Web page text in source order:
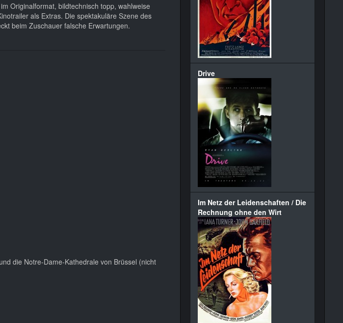
Originalformat, bildtechnisch topp, wahlweise
als Extras. Die spektakuläre Szene des
beim Zuschauer falsche Erwartungen.
die Notre-Dame-Kathedrale von Brüssel (nicht
Drive
Im Netz der Leidenschaften / Die
Rechnung ohne den Wirt